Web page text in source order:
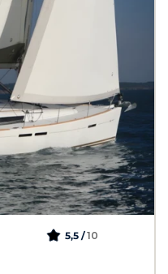
5,5 /10